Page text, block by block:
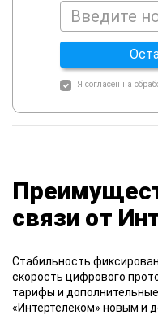
Я согласен на
связи от
Стабильность
скорость цифрового
тарифы и
«Интертелеком» новым и